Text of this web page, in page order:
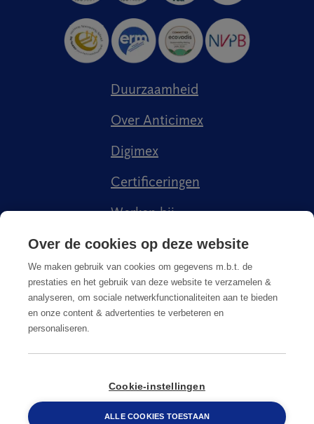
Duurzaamheid
Over Anticimex
Digimex
Certificeringen
Werken bij
Kenniscentrum
Privacy Policy
Algemene voorwaarden
© Copyright2026Anticimex
Over de cookies op deze website
We maken gebruik van cookies om gegevens m.b.t. de
prestaties en het gebruik van deze website te verzamelen &
analyseren, om sociale netwerkfunctionaliteiten aan te bieden
en onze content & advertenties te verbeteren en
personaliseren.
Cookie-instellingen
ALLE COOKIES TOESTAAN